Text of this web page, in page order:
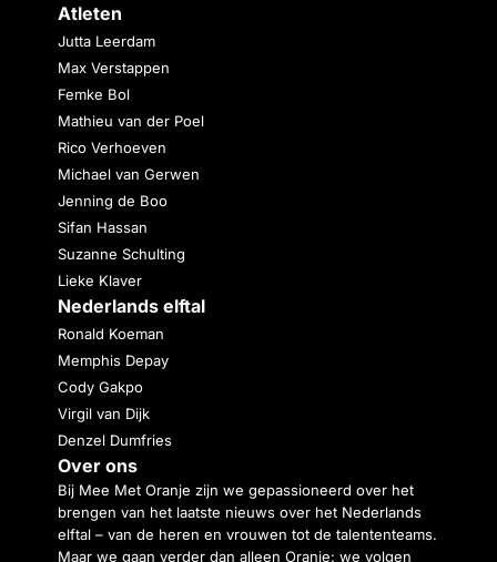
Atleten
Jutta Leerdam
Max Verstappen
Femke Bol
Mathieu van der Poel
Rico Verhoeven
Michael van Gerwen
Jenning de Boo
Sifan Hassan
Suzanne Schulting
Lieke Klaver
Nederlands elftal
Ronald Koeman
Memphis Depay
Cody Gakpo
Virgil van Dijk
Denzel Dumfries
Over ons
Bij Mee Met Oranje zijn we gepassioneerd over het
brengen van het laatste nieuws over het Nederlands
elftal – van de heren en vrouwen tot de talententeams.
Maar we gaan verder dan alleen Oranje: we volgen